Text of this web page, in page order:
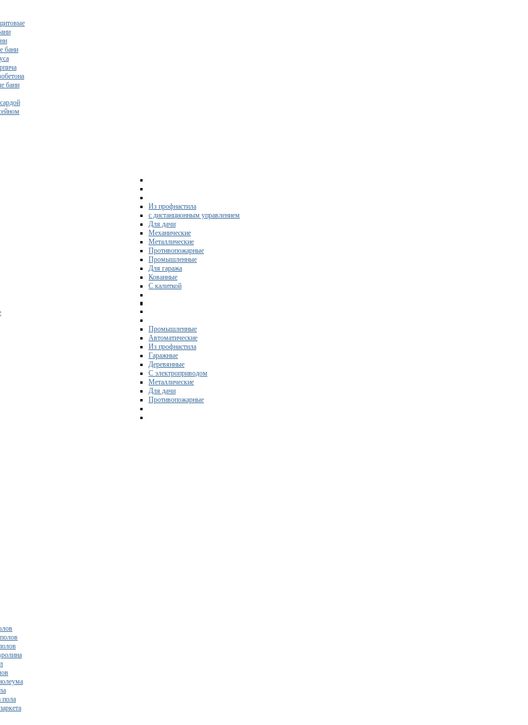
бани
бани
Из профнастила
с дистанционным управлением
Для дачи
Механические
Металлические
Противопожарные
Промышленные
Для гаража
Кованные
С калиткой
Промышленные
Автоматические
Из профнастила
Гаражные
Деревянные
С электроприводом
Металлические
Для дачи
Противопожарные